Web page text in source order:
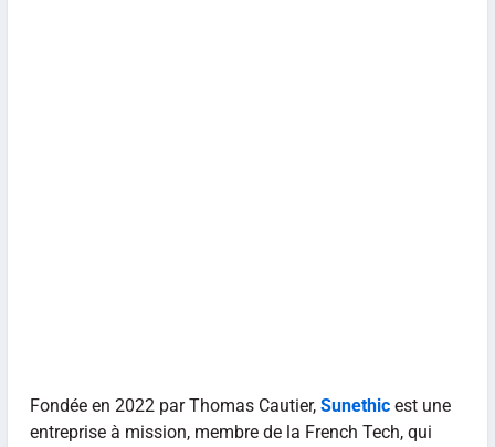
Fondée en 2022 par Thomas Cautier, Sunethic est une
entreprise à mission, membre de la French Tech, qui